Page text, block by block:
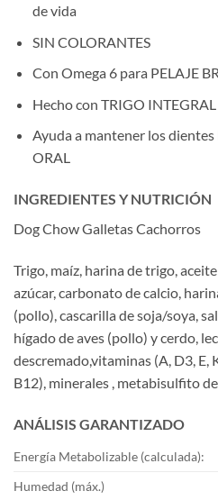
de vida
SIN COLORANTES
Con Omega 6 para PELAJE
Hecho con TRIGO INTEGRAL
Ayuda a mantener los
ORAL
INGREDIENTES Y NUTRICIÓN
Dog Chow Galletas Cachorros
Trigo, maíz, harina de trigo,
azúcar, carbonato de calcio,
(pollo), cascarilla de soja/soya,
hígado de aves (pollo) y cerdo,
descremado,vitaminas (A, D3, E,
B12), minerales , metabisulfito
ANÁLISIS GARANTIZADO
Energía Metabolizable (calculada):
Humedad (máx.)